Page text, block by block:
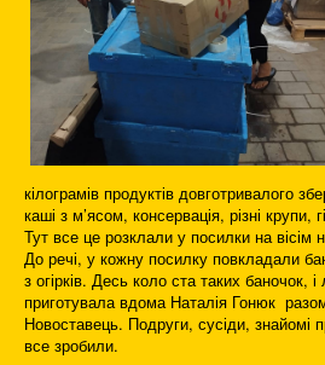
кілограмів продуктів довготривалого
каші з м’ясом, консервація, різні крупи,
Тут все це розклали у посилки на вісім
До речі, у кожну посилку повкладали
з огірків. Десь коло ста таких баночок, і
приготувала вдома Наталія Гонюк
Новоставець. Подруги, сусіди, знайомі
все зробили.